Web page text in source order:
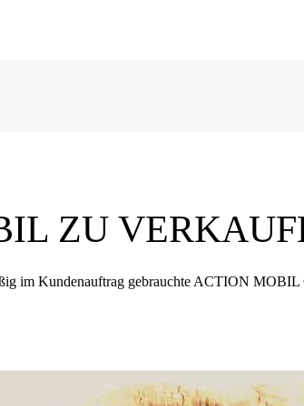
ZU
im Kundenauftrag gebrauchte ACTION MOBIL